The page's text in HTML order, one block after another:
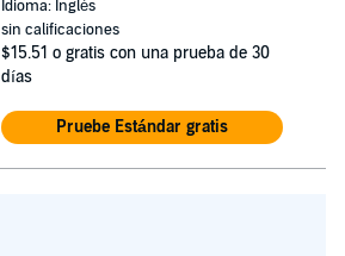
Idioma: Inglés
sin calificaciones
$15.51 o gratis con una prueba de 30
días
Pruebe Estándar gratis